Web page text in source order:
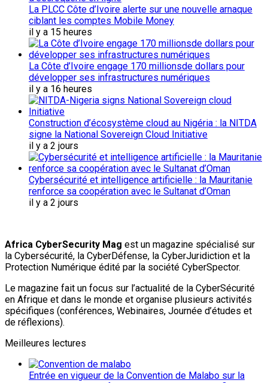
La PLCC Côte d’Ivoire alerte sur une nouvelle arnaque
ciblant les comptes Mobile Money
il y a 15 heures
La Côte d’Ivoire engage 170 millionsde dollars pour
développer ses infrastructures numériques
il y a 16 heures
Construction d’écosystème cloud au Nigéria : la NITDA
signe la National Sovereign Cloud Initiative
il y a 2 jours
Cybersécurité et intelligence artificielle : la Mauritanie
renforce sa coopération avec le Sultanat d’Oman
il y a 2 jours
Africa CyberSecurity Mag est un magazine spécialisé sur
la Cybersécurité, la CyberDéfense, la CyberJuridiction et la
Protection Numérique édité par la société CyberSpector.
Le magazine fait un focus sur l’actualité de la CyberSécurité
en Afrique et dans le monde et organise plusieurs activités
spécifiques (conférences, Webinaires, Journée d’études et
de réflexions).
Meilleures lectures
Entrée en vigueur de la Convention de Malabo sur la